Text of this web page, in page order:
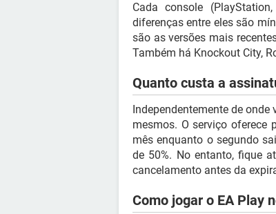
Cada console
diferenças entre eles são
são as versões mais
Também há Knockout City,
Quanto custa a
Independentemente de
mesmos. O serviço oferece
mês enquanto o segundo
de 50%. No entanto, fique
cancelamento antes da
Como jogar o EA Play